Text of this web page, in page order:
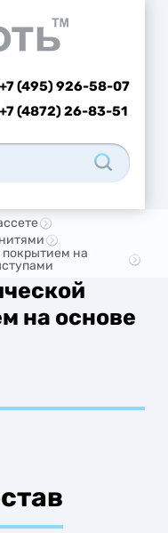
+7 (495) 926-58-07
+7 (4872) 26-83-51
покрытием на
на основе